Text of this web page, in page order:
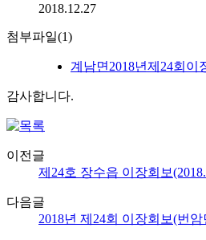
2018.12.27
첨부파일(1)
계남면2018년제24회이
감사합니다.
이전글
제24호 장수읍 이장회보
다음글
2018년 제24회 이장회보(번암